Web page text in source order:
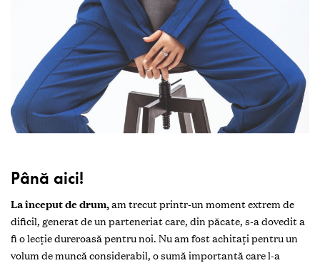
Până aici!
La început de drum,am trecut printr-un moment extrem de
dificil, generat de un parteneriat care, din păcate, s-a dovedit a
fi o lecție dureroasă pentru noi. Nu am fost achitați pentru un
volum de muncă considerabil, o sumă importantă care l-a